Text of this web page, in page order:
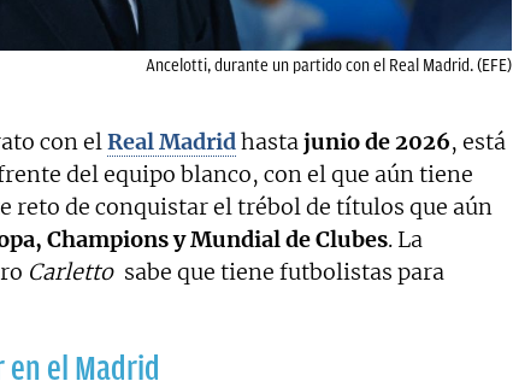
Ancelotti, durante un partido con el Real Madrid. (EFE)
con elReal Madridhastajunio de 2026, está
del equipo blanco, con el que aún tiene
reto de conquistar el trébol de títulos que aún
Champions y Mundial de Clubes. La
Carletto sabe que tiene futbolistas para
el Madrid